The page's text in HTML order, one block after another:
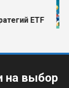
ETF
на выбор